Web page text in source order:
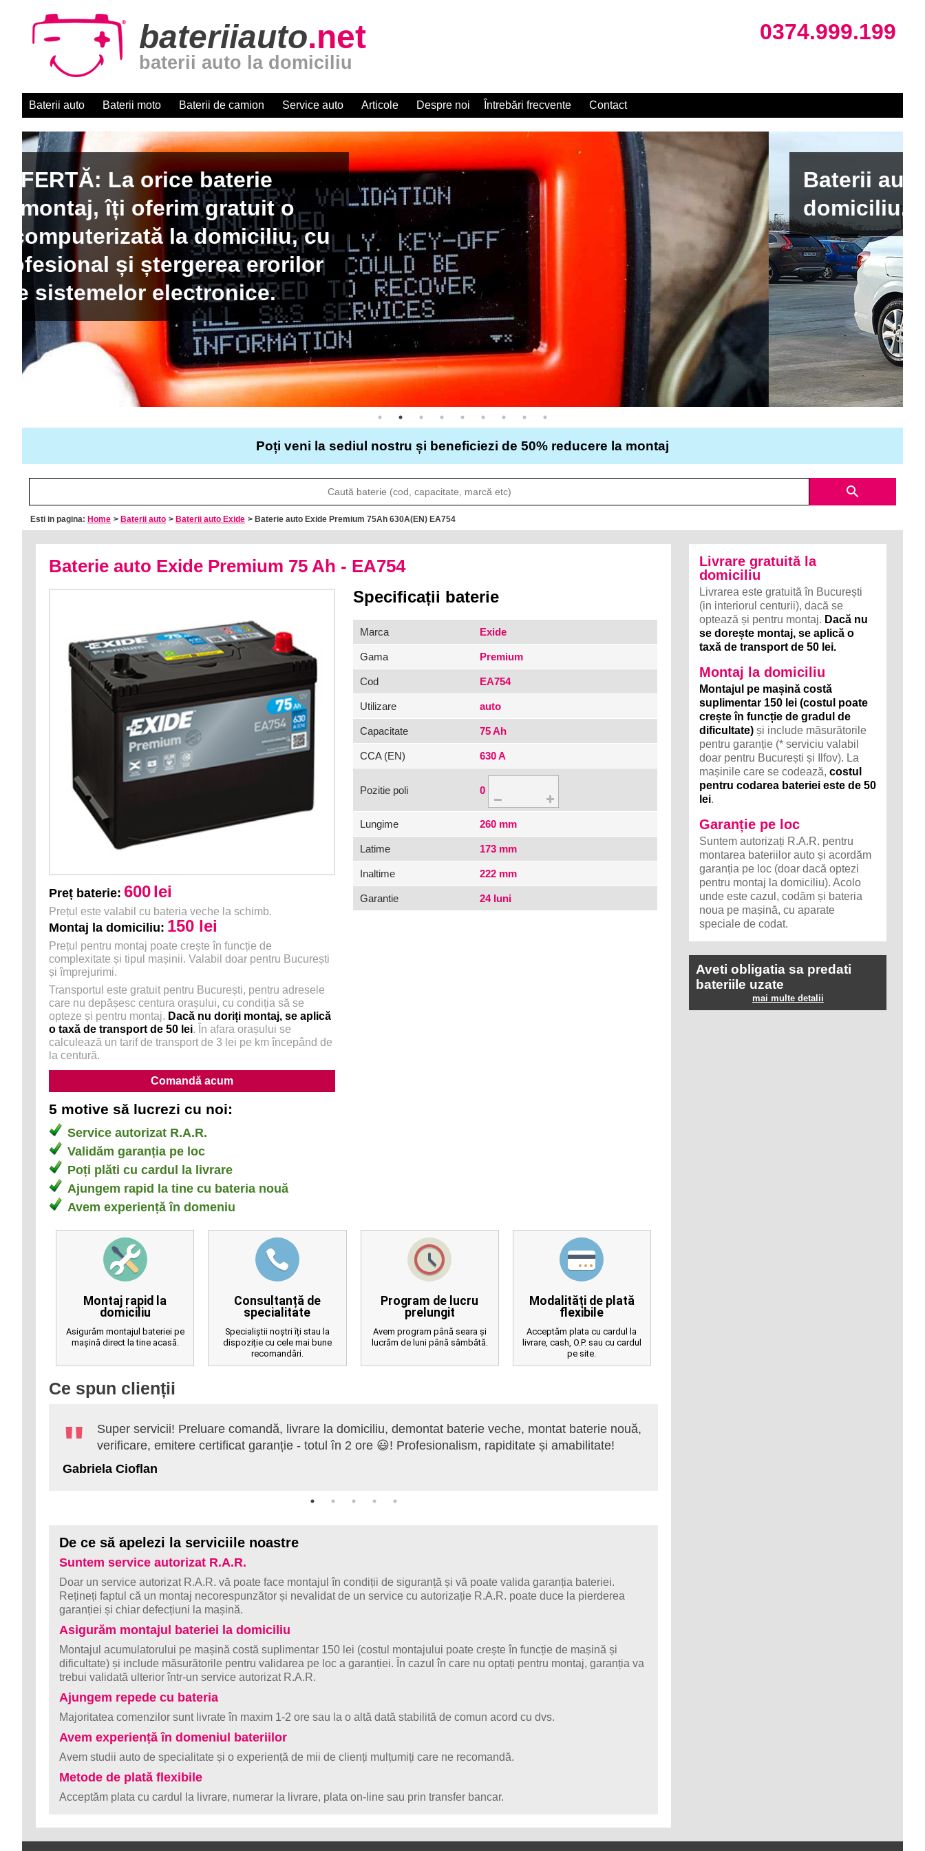
bateriiauto.net
baterii auto la domiciliu
0374.999.199
Baterii auto Baterii moto Baterii de camion Service auto Articole Despre noi Întrebări frecvente Contact
Baterii auto cu montaj rapid la
domiciliu. Centru autorizat R.A.R.
Poți veni la sediul nostru și beneficiezi de 50% reducere la montaj
search
Esti in pagina: Home > Baterii auto > Baterii auto Exide > Baterie auto Exide Premium 75Ah 630A(EN) EA754
Baterie auto Exide Premium 75 Ah - EA754
Preț baterie: 600lei
Prețul este valabil cu bateria veche la schimb.
Montaj la domiciliu: 150 lei
Prețul pentru montaj poate crește în funcție de
complexitate și tipul mașinii. Valabil doar pentru București
și împrejurimi.
Transportul este gratuit pentru București, pentru adresele
care nu depășesc centura orașului, cu condiția să se
opteze și pentru montaj. Dacă nu doriți montaj, se aplică
o taxă de transport de 50 lei. În afara orașului se
calculează un tarif de transport de 3 lei pe km începând de
la centură.
5 motive să lucrezi cu noi:
Service autorizat R.A.R.
Validăm garanția pe loc
Poți plăti cu cardul la livrare
Ajungem rapid la tine cu bateria nouă
Avem experiență în domeniu
Specificații baterie
Marca Exide
Gama Premium
Cod EA754
Utilizare auto
Capacitate 75 Ah
CCA (EN) 630 A
Pozitie poli 0
Lungime 260 mm
Latime 173 mm
Inaltime 222 mm
Garantie 24 luni
Montaj rapid la
domiciliu
Asigurăm montajul bateriei pe
mașină direct la tine acasă.
Consultanță de
specialitate
Specialiștii noștri îți stau la
dispoziție cu cele mai bune
recomandări.
Program de lucru
prelungit
Avem program până seara și
lucrăm de luni până sâmbătă.
Modalități de plată
flexibile
Acceptăm plata cu cardul la
livrare, cash, O.P. sau cu cardul
pe site.
Ce spun clienții
Super servicii! Preluare comandă, livrare la domiciliu, demontat baterie veche, montat baterie nouă,
verificare, emitere certificat garanție - totul în 2 ore 😃! Profesionalism, rapiditate și amabilitate!
Gabriela Cioflan
De ce să apelezi la serviciile noastre
Suntem service autorizat R.A.R.
Doar un service autorizat R.A.R. vă poate face montajul în condiții de siguranță și vă poate valida garanția bateriei.
Rețineți faptul că un montaj necorespunzător și nevalidat de un service cu autorizație R.A.R. poate duce la pierderea
garanției și chiar defecțiuni la mașină.
Asigurăm montajul bateriei la domiciliu
Montajul acumulatorului pe mașină costă suplimentar 150 lei (costul montajului poate crește în funcție de mașină și
dificultate) și include măsurătorile pentru validarea pe loc a garanției. În cazul în care nu optați pentru montaj, garanția va
trebui validată ulterior într-un service autorizat R.A.R.
Ajungem repede cu bateria
Majoritatea comenzilor sunt livrate în maxim 1-2 ore sau la o altă dată stabilită de comun acord cu dvs.
Avem experiență în domeniul bateriilor
Avem studii auto de specialitate și o experiență de mii de clienți mulțumiți care ne recomandă.
Metode de plată flexibile
Acceptăm plata cu cardul la livrare, numerar la livrare, plata on-line sau prin transfer bancar.
Livrare gratuită la
domiciliu
Livrarea este gratuită în București
(in interiorul centurii), dacă se
optează și pentru montaj. Dacă nu
se dorește montaj, se aplică o
taxă de transport de 50 lei.
Montaj la domiciliu
Montajul pe mașină costă
suplimentar 150 lei (costul poate
crește în funcție de gradul de
dificultate) și include măsurătorile
pentru garanție (* serviciu valabil
doar pentru București și Ilfov). La
mașinile care se codează,costul
pentru codarea bateriei este de 50
lei.
Garanție pe loc
Suntem autorizați R.A.R. pentru
montarea bateriilor auto și acordăm
garanția pe loc (doar dacă optezi
pentru montaj la domiciliu). Acolo
unde este cazul, codăm și bateria
noua pe mașină, cu aparate
speciale de codat.
Aveti obligatia sa predati
bateriile uzate
mai multe detalii